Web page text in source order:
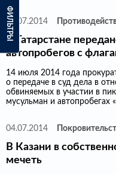
ФИЛЬТРЫ
15.07.2014
В Татарстане
автопробегов с
14 июля 2014 года
о передаче в суд дела в
обвиняемых в участии в
мусульман и автопробегах
04.07.2014
В Казани в
мечеть